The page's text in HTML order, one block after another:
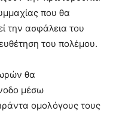
που θα
την ασφάλεια του
του πολέμου.
θα
μέσω
ομολόγους τους